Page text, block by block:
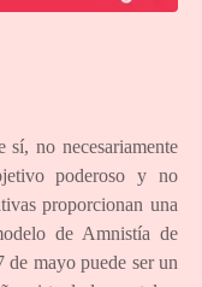
sí, no necesariamente
poderoso y no
proporcionan una
de Amnistía de
de mayo puede ser un